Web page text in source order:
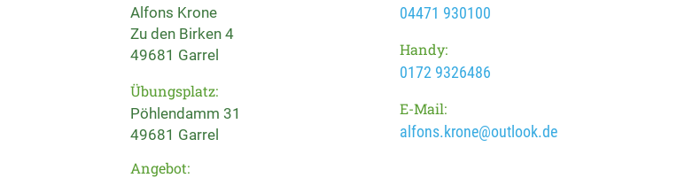
Alfons Krone
Zu den Birken 4
49681 Garrel
Übungsplatz:
Pöhlendamm 31
49681 Garrel
04471 930100
Handy:
0172 9326486
E-Mail:
alfons.krone@outlook.de
Angebot: